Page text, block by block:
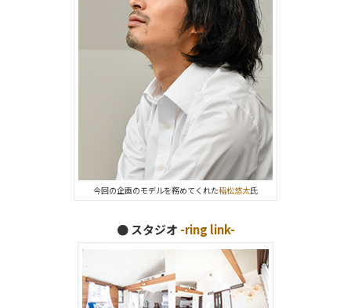
今回の企画のモデルを務めてくれた稲松悠太氏
● スタジオ -ring link-